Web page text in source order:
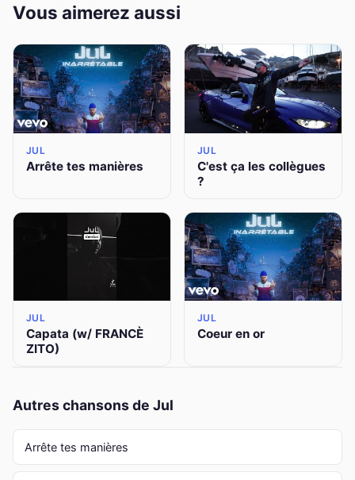
Vous aimerez aussi
JUL
Arrête tes manières
JUL
C'est ça les collègues
?
JUL
Capata (w/ FRANCÈ
ZITO)
JUL
Coeur en or
Autres chansons de Jul
Arrête tes manières